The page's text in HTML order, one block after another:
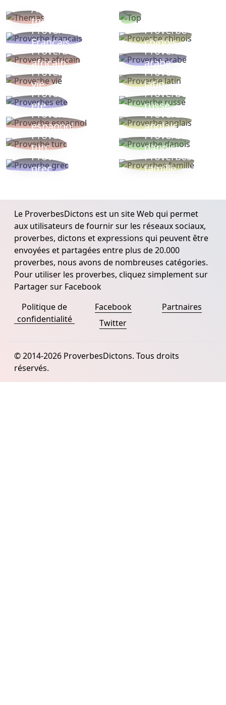
Autres
thèmes
Proverbe
Français
Proverbe
chinois
Proverbe
africain
Proverbe
arabe
Proverbe
vie
Proverbe
latin
Proverbes
ete
Proverbe
russe
Proverbe
espagnol
Proverbe
anglais
Proverbe
turc
Proverbe
danois
Proverbe
grec
Proverbes
famille
Le ProverbesDictons est un site Web qui permet
aux utilisateurs de fournir sur les réseaux sociaux,
proverbes, dictons et expressions qui peuvent être
envoyées et partagées entre plus de 20.000
proverbes, nous avons de nombreuses catégories.
Pour utiliser les proverbes, cliquez simplement sur
Partager sur Facebook
Politique de
confidentialité
Facebook
Twitter
Partnaires
© 2014-2026 ProverbesDictons. Tous droits
réservés.